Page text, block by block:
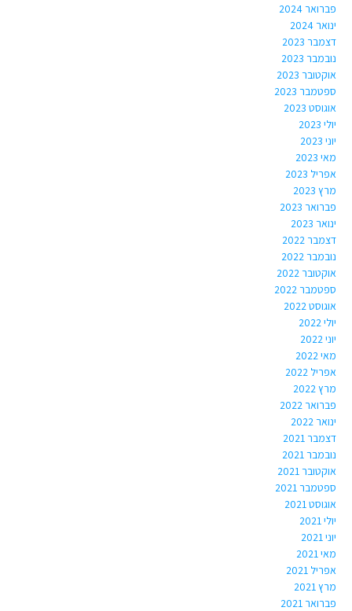
פברואר 2024
ינואר 2024
דצמבר 2023
נובמבר 2023
אוקטובר 2023
ספטמבר 2023
אוגוסט 2023
יולי 2023
יוני 2023
מאי 2023
אפריל 2023
מרץ 2023
פברואר 2023
ינואר 2023
דצמבר 2022
נובמבר 2022
אוקטובר 2022
ספטמבר 2022
אוגוסט 2022
יולי 2022
יוני 2022
מאי 2022
אפריל 2022
מרץ 2022
פברואר 2022
ינואר 2022
דצמבר 2021
נובמבר 2021
אוקטובר 2021
ספטמבר 2021
אוגוסט 2021
יולי 2021
יוני 2021
מאי 2021
אפריל 2021
מרץ 2021
פברואר 2021